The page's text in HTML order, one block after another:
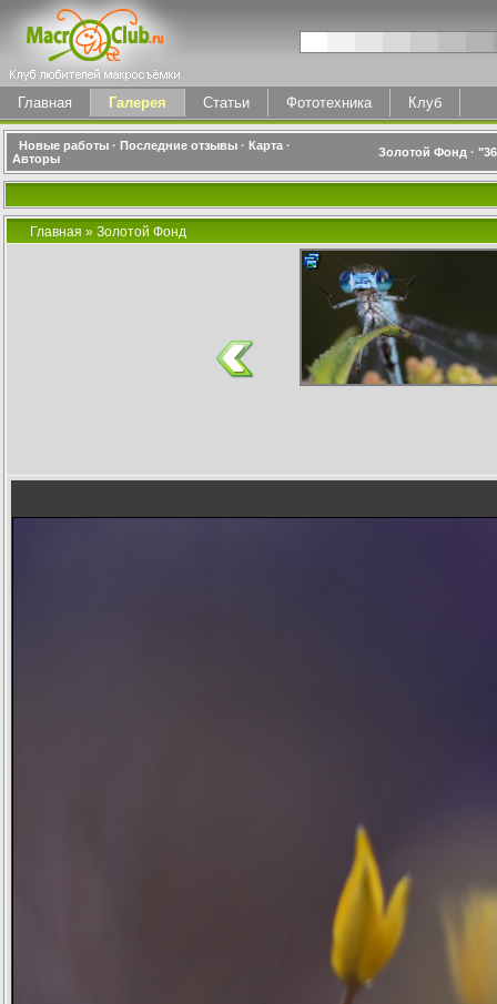
Главная Галерея Статьи Фототехника Клуб
Новые работы · Последние отзывы · Карта ·
Авторы
Золотой Фонд ·
Главная » Золотой Фонд